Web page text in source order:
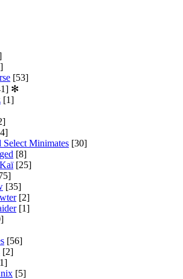
[53]
✻
[1]
Select Minimates [30]
[8]
[25]
[35]
[2]
[1]
[56]
[2]
[5]